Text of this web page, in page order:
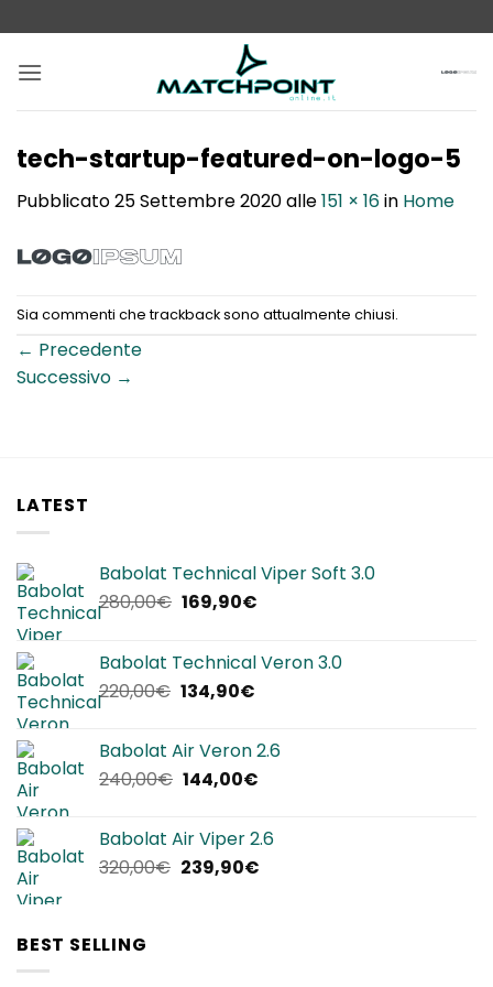
ai
contenuti
tech-startup-featured-on-logo-5
Pubblicato25 Settembre 2020alle151 × 16in Home
Sia commenti che trackback sono attualmente chiusi.
← Precedente
Successivo →
LATEST
Babolat Technical Viper Soft 3.0
280,00€ Il
era:
280,00€.
169,90€Il
è:
Babolat Technical Veron 3.0
220,00€ Il
era:
220,00€.
134,90€Il
è:
134,90€.
Babolat Air Veron 2.6
240,00€ Il
era:
240,00€.
144,00€Il
è:
144,00€.
Babolat Air Viper 2.6
320,00€ Il
239,90€Il
BEST SELLING